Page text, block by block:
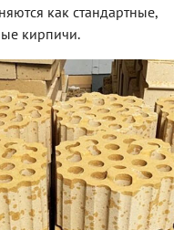
как стандартные,
кирпичи.